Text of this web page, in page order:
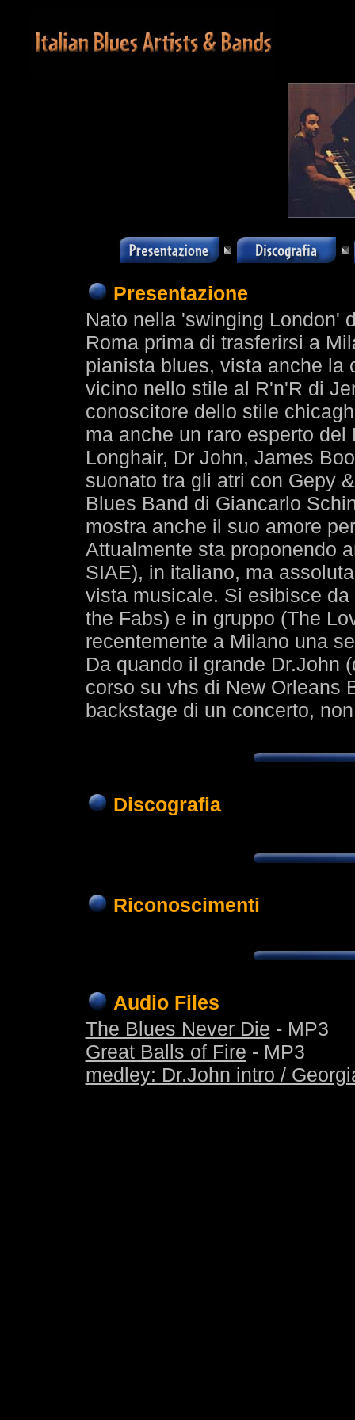
Presentazione
Nato nella 'swinging London'
Roma prima di trasferirsi a
pianista blues, vista anche la
vicino nello stile al R'n'R di
conoscitore dello stile
ma anche un raro esperto
Longhair, Dr John, James
suonato tra gli atri con Gepy
Blues Band di Giancarlo
mostra anche il suo amore
Attualmente sta proponendo
SIAE), in italiano, ma
vista musicale. Si esibisce
the Fabs) e in gruppo (The
recentemente a Milano una
Da quando il grande Dr.John
corso su vhs di New Orleans
backstage di un concerto,
Discografia
Riconoscimenti
Audio Files
The Blues Never Die - MP3
Great Balls of Fire - MP3
medley: Dr.John intro /